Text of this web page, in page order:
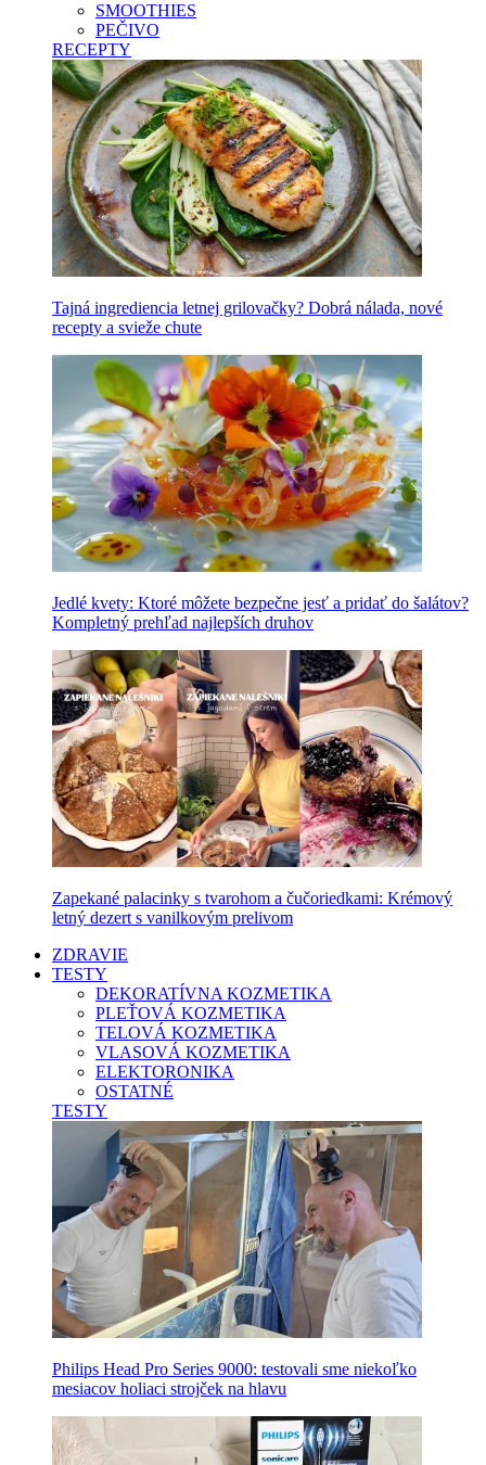
SMOOTHIES
PEČIVO
RECEPTY
Tajná ingrediencia letnej grilovačky? Dobrá nálada, nové
recepty a svieže chute
Jedlé kvety: Ktoré môžete bezpečne jesť a pridať do šalátov?
Kompletný prehľad najlepších druhov
Zapekané palacinky s tvarohom a čučoriedkami: Krémový
letný dezert s vanilkovým prelivom
ZDRAVIE
TESTY
DEKORATÍVNA KOZMETIKA
PLEŤOVÁ KOZMETIKA
TELOVÁ KOZMETIKA
VLASOVÁ KOZMETIKA
ELEKTORONIKA
OSTATNÉ
TESTY
Philips Head Pro Series 9000: testovali sme niekoľko
mesiacov holiaci strojček na hlavu